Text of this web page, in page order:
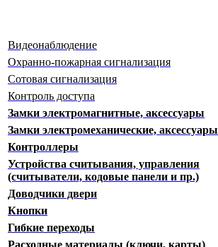
Видеонаблюдение
Охранно-пожарная сигнализация
Сотовая сигнализация
Контроль доступа
Замки электромагнитные, аксессуары
Замки электромеханические, аксессуары
Контроллеры
Устройства считывания, управления
(считыватели, кодовые панели и пр.)
Доводчики двери
Кнопки
Гибкие переходы
Расходные материалы (ключи, карты)